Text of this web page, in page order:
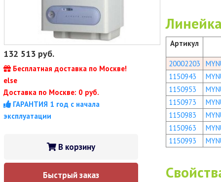
132 513 руб.
Бесплатная доставка по Москве!
else
Доставка по Москве: 0 руб.
ГАРАНТИЯ 1 год с начала
эксплуатации
В корзину
Быстрый заказ
Артикул
20002203
1150943
1150953
1150973
1150983
1150963
1150993